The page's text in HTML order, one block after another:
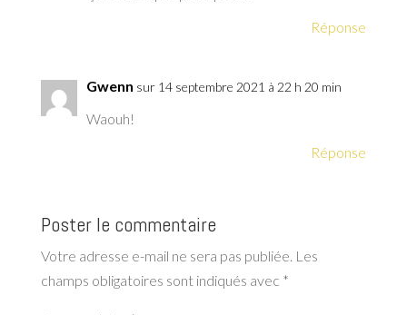
Réponse
Gwenn sur 14 septembre 2021 à 22 h 20 min
Waouh!
Réponse
Poster le commentaire
Votre adresse e-mail ne sera pas publiée. Les
champs obligatoires sont indiqués avec *